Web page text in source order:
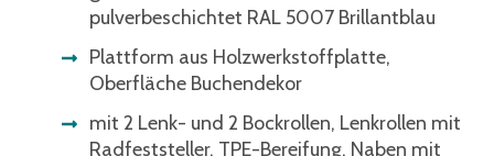
pulverbeschichtet RAL 5007 Brillantblau
Plattform aus Holzwerkstoffplatte,
Oberfläche Buchendekor
mit 2 Lenk- und 2 Bockrollen, Lenkrollen mit
Radfeststeller, TPE-Bereifung, Naben mit